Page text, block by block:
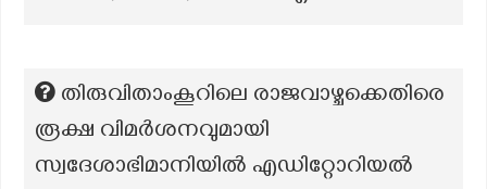
തിരുവിതാംകൂറിലെ രാജവാഴ്ചക്കെതിരെ
രൂക്ഷ വിമർശനവുമായി
സ്വദേശാഭിമാനിയിൽ എഡിറ്റോറിയൽ